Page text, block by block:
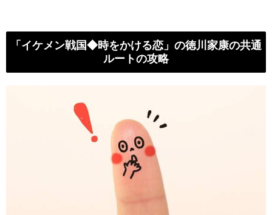
「イケメン戦国◆時をかける恋」の徳川家康の共通
ルートの攻略